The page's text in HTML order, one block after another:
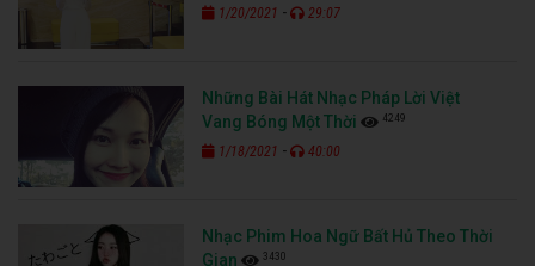
1/20/2021 - 29:07
Những Bài Hát Nhạc Pháp Lời Việt
Vang Bóng Một Thời
4249
1/18/2021 - 40:00
Nhạc Phim Hoa Ngữ Bất Hủ Theo Thời
Gian
3430